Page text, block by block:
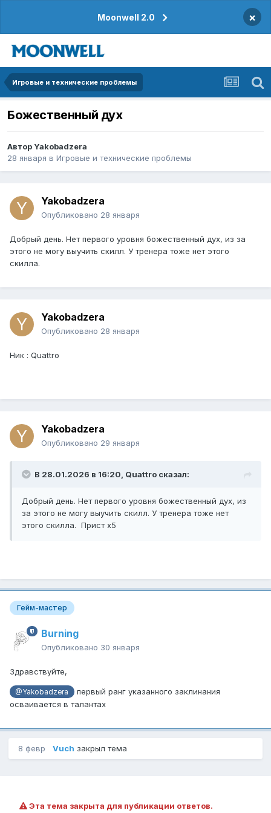
Moonwell 2.0 ×
Игровые и технические проблемы
Божественный дух
АвторYakobadzera
28 января в Игровые и технические проблемы
Yakobadzera
Опубликовано 28 января
Добрый день. Нет первого уровня божественный дух, из за
этого не могу выучить скилл. У тренера тоже нет этого
скилла.
Yakobadzera
Опубликовано 28 января
Ник : Quattro
Yakobadzera
Опубликовано 29 января
В 28.01.2026 в 16:20, Quattro сказал:
Добрый день. Нет первого уровня божественный дух, из
за этого не могу выучить скилл. У тренера тоже нет
этого скилла. Прист х5
Гейм-мастер
Burning
Опубликовано 30 января
Здравствуйте,
@Yakobadzera
первый ранг указанного заклинания
осваивается в талантах
8 февр Vuch закрыл тема
Эта тема закрыта для публикации ответов.